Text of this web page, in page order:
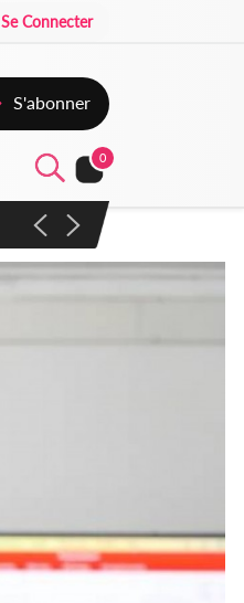
Se Connecter
S'abonner
0